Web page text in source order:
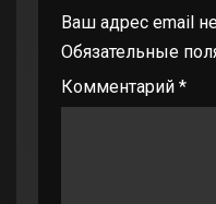
Ваш адрес email
Обязательные
Комментарий *